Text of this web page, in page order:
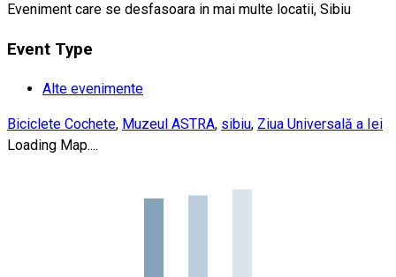
Eveniment care se desfasoara in mai multe locatii, Sibiu
Event Type
Alte evenimente
Biciclete Cochete, Muzeul ASTRA, sibiu, Ziua Universală a Iei
Loading Map....